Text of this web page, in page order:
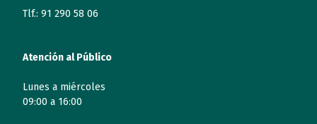
Tlf.: 91 290 58 06
Atención al Público
Lunes a miércoles
09:00 a 16:00